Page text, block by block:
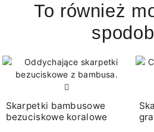
To również
Skarpetki bambusowe
bezuciskowe koralowe